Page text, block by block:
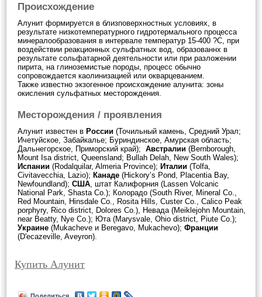
Происхождение
Алунит формируется в близповерхностных условиях, в
результате низкотемпературного гидротермального процесса
минералообразования в интервале температур 15-400 ?С, при
воздействии реакционных сульфатных вод, образованнх в
результате сольфатарной деятельности или при разложении
пирита, на глиноземистые породы, процесс обычно
сопровождается каолинизацией или окварцеванием.
Также известно экзогенное происхождение алунита: зоны
окисления сульфатных месторождения.
Месторождения / проявления
Алунит известен в России (Точильный камень, Средний Урал;
Ичетуйское, Забайкалье; Буриндинское, Амурская область;
Дальнегорское, Приморский край); Австралии (Bernborough,
Mount Isa district, Queensland; Bullah Delah, New South Wales);
Испании (Rodalquilar, Almeria Province); Италии (Tolfa,
Civitavecchia, Lazio); Канаде (Hickory’s Pond, Placentia Bay,
Newfoundland); США, штат Калифорния (Lassen Volcanic
National Park, Shasta Co.); Колорадо (South River, Mineral Co.,
Red Mountain, Hinsdale Co., Rosita Hills, Custer Co., Calico Peak
porphyry, Rico district, Dolores Co.), Невада (Meiklejohn Mountain,
near Beatty, Nye Co.); Юта (Marysvale, Ohio district, Piute Co.);
Украине (Mukacheve и Beregavo, Mukachevo); Франции
(D'ecazeville, Aveyron).
Купить Алунит